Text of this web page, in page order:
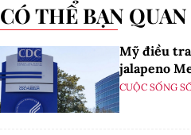
CÓ THỂ BẠN
Mỹ điều
jalapeno
CUỘC SỐNG